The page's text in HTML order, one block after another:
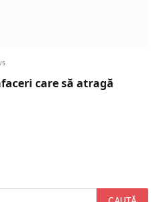
care să atragă